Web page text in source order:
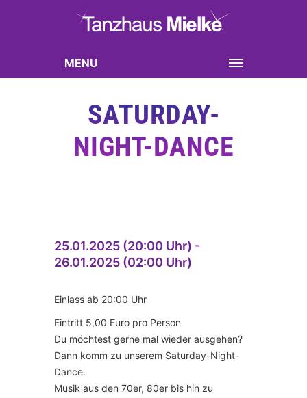
MENU
SATURDAY-
NIGHT-DANCE
25.01.2025 (20:00 Uhr) -
26.01.2025 (02:00 Uhr)
Einlass ab 20:00 Uhr
Eintritt 5,00 Euro pro Person
Du möchtest gerne mal wieder ausgehen?
Dann komm zu unserem Saturday-Night-
Dance.
Musik aus den 70er, 80er bis hin zu